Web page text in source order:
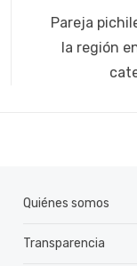
Siguiente
publicación:
Pareja
la región
Quiénes somos
Transparencia